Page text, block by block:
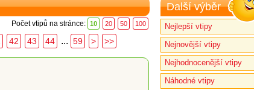
Počet vtipů na stránce: 10 20 50 100
42 43 44 ... 59 > >>
Další výběr
Nejlepší vtipy
Nejnovější vtipy
Nejhodnocenější vtipy
Náhodné vtipy